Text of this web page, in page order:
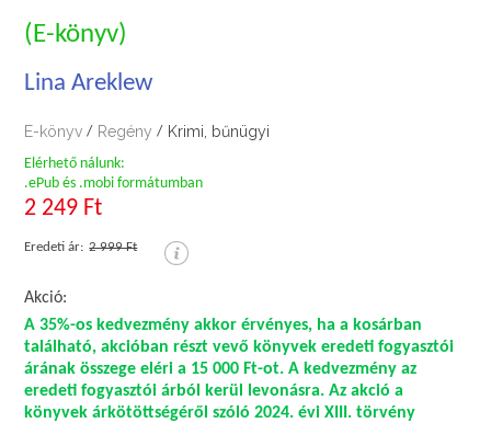
(E-könyv)
Lina Areklew
E-könyv / Regény / Krimi, bűnügyi
Elérhető nálunk:
.ePub és .mobi formátumban
2 249 Ft
Eredeti ár: 2 999 Ft
Akció:
A 35%-os kedvezmény akkor érvényes, ha a kosárban
található, akcióban részt vevő könyvek eredeti fogyasztói
árának összege eléri a 15 000 Ft-ot. A kedvezmény az
eredeti fogyasztói árból kerül levonásra. Az akció a
könyvek árkötöttségéről szóló 2024. évi XIII. törvény